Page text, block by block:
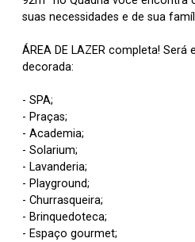
suas necessidades e de sua
ÁREA DE LAZER completa! Será
decorada:
- SPA;
- Praças;
- Academia;
- Solarium;
- Lavanderia;
- Playground;
- Churrasqueira;
- Brinquedoteca;
- Espaço gourmet;